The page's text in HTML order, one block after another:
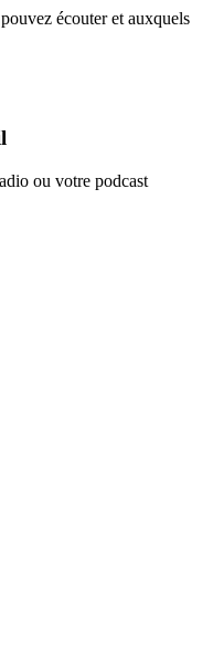
écouter et auxquels
ou votre podcast